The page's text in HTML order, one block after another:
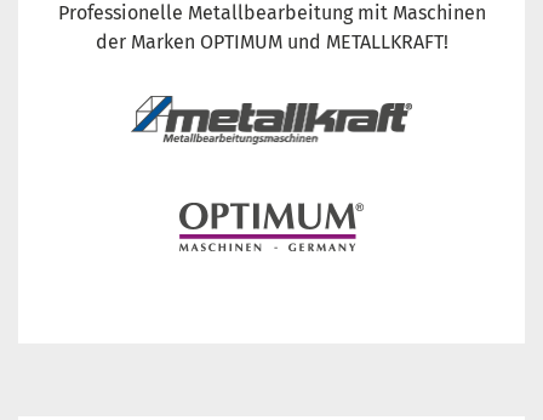
Professionelle Metallbearbeitung mit Maschinen
der Marken OPTIMUM und METALLKRAFT!